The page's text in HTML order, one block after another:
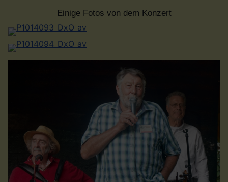
Einige Fotos von dem Konzert